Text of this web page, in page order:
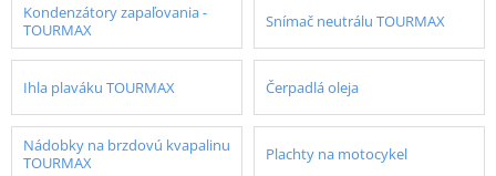
Kondenzátory zapaľovania -
TOURMAX
Snímač neutrálu TOURMAX
Ihla plaváku TOURMAX Čerpadlá oleja
Nádobky na brzdovú kvapalinu
TOURMAX
Plachty na motocykel